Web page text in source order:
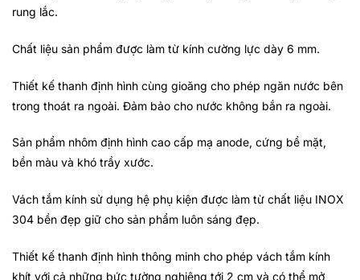
rung lắc.
Chất liệu sản phẩm được làm từ kính cường lực dày 6 mm.
Thiết kế thanh định hình cùng gioăng cho phép ngăn nước bên
trong thoát ra ngoài. Đảm bảo cho nước không bắn ra ngoài.
Sản phẩm nhôm định hình cao cấp mạ anode, cứng bề mặt,
bền màu và khó trầy xước.
Vách tắm kính sử dụng hệ phụ kiện được làm từ chất liệu INOX
304 bền đẹp giữ cho sản phẩm luôn sáng đẹp.
Thiết kế thanh định hình thông minh cho phép vách tắm kính
khít với cả những bức tường nghiêng tới 2 cm và có thể mở